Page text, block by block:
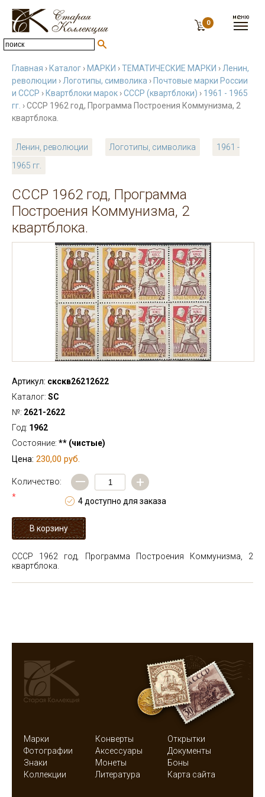
0
Главная › Каталог › МАРКИ ›ТЕМАТИЧЕСКИЕ МАРКИ › Ленин,
революции › Логотипы, символика › Почтовые марки России
и СССР › Квартблоки марок ›СССР (квартблоки) › 1961 - 1965
гг. › СССР 1962 год, Программа Построения Коммунизма, 2
квартблока.
Ленин, революции Логотипы, символика
1961 -
1965 гг.
СССР 1962 год, Программа
Построения Коммунизма, 2
квартблока.
Артикул: скскв26212622
Каталог: SC
№: 2621-2622
Год: 1962
Состояние: ** (чистые)
Цена: 230,00 руб.
Количество:
*
— +
4 доступно для заказа
СССР 1962 год, Программа Построения Коммунизма, 2
квартблока.
Марки Конверты
Открытки
Фотографии
Аксессуары
Документы
Знаки
Монеты
Боны
Коллекции
Литература Карта сайта